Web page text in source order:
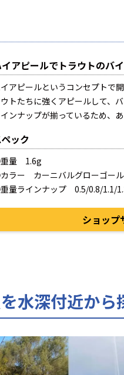
アピールでトラウトのバ
アピールというコンセプトで
トたちに強くアピールして、
ンナップが揃っているため、
ック
量 1.6g
ラー カーニバルグローゴール
量ラインナップ 0.5/0.8/1.1/
ショップ
水深付近から